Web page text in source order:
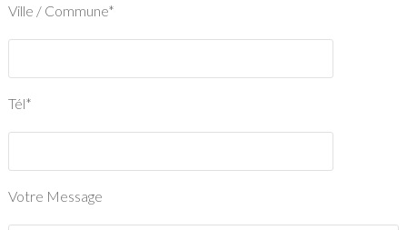
Ville / Commune*
Tél*
Votre Message